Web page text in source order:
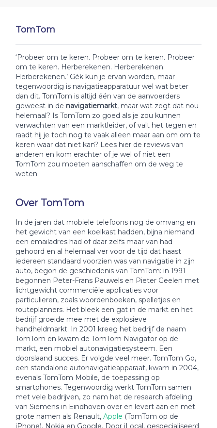
TomTom
‘Probeer om te keren. Probeer om te keren. Probeer
om te keren. Herberekenen. Herberekenen.
Herberekenen.’ Gèk kun je ervan worden, maar
tegenwoordig is navigatieapparatuur wel wat beter
dan dit. TomTom is altijd één van de aanvoerders
geweest in de navigatiemarkt, maar wat zegt dat nou
helemaal? Is TomTom zo goed als je zou kunnen
verwachten van een marktleider, of valt het tegen en
raadt hij je toch nog te vaak alleen maar aan om om te
keren waar dat niet kan? Lees hier de reviews van
anderen en kom erachter of je wel of niet een
TomTom zou moeten aanschaffen om de weg te
weten.
Over TomTom
In de jaren dat mobiele telefoons nog de omvang en
het gewicht van een koelkast hadden, bijna niemand
een emailadres had of daar zelfs maar van had
gehoord en al helemaal ver voor de tijd dat haast
iedereen standaard voorzien was van navigatie in zijn
auto, begon de geschiedenis van TomTom: in 1991
begonnen Peter-Frans Pauwels en Pieter Geelen met
lichtgewicht commerciële applicaties voor
particulieren, zoals woordenboeken, spelletjes en
routeplanners. Het bleek een gat in de markt en het
bedrijf groeide mee met de explosieve
handheldmarkt. In 2001 kreeg het bedrijf de naam
TomTom en kwam de TomTom Navigator op de
markt, een mobiel autonavigatiesysteem. Een
doorslaand succes. Er volgde veel meer. TomTom Go,
een standalone autonavigatieapparaat, kwam in 2004,
evenals TomTom Mobile, de toepassing op
smartphones. Tegenwoordig werkt TomTom samen
met vele bedrijven, zo nam het de research afdeling
van Siemens in Eindhoven over en levert aan en met
grote namen als Renault, Apple (TomTom op de
iPhone), Nokia en Google. Door iLocal, gespecialiseerd